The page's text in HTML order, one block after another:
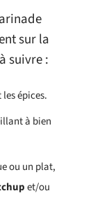
sur la
suivre :
épices.
à bien
ou un plat,
et/ou